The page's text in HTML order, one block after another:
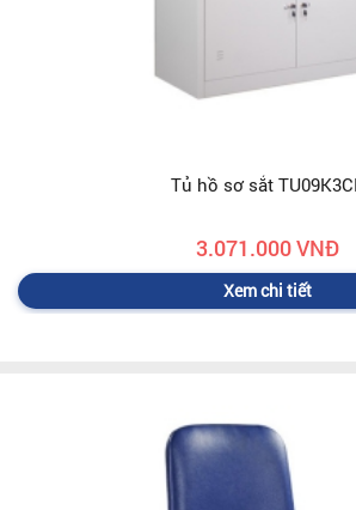
Tủ hồ sơ sắt
3.071.000 VNĐ
Xem chi tiết